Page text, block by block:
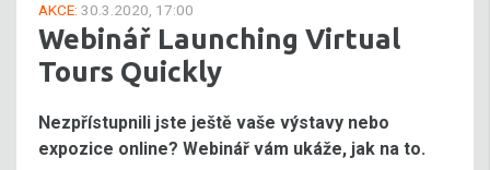
AKCE: 30.3.2020, 17:00
Webinář Launching Virtual
Tours Quickly
Nezpřístupnili jste ještě vaše výstavy nebo
expozice online? Webinář vám ukáže, jak na to.